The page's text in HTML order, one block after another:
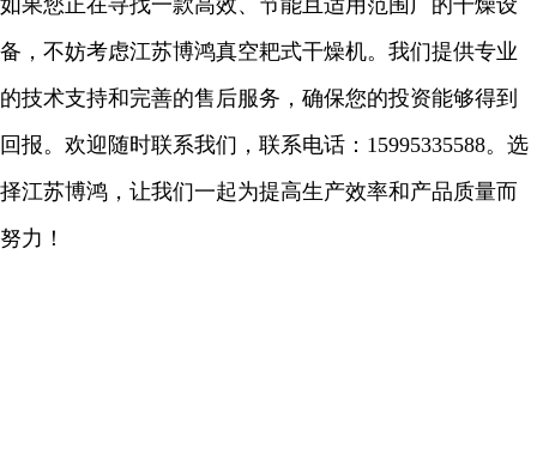
如果您正在寻找一款高效、节能且适用范围广的干燥设
备，不妨考虑江苏博鸿真空耙式干燥机。我们提供专业
的技术支持和完善的售后服务，确保您的投资能够得到
回报。欢迎随时联系我们，联系电话： 15995335588。选
择江苏博鸿，让我们一起为提高生产效率和产品质量而
努力！